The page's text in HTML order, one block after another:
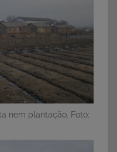
nem plantação. Foto: